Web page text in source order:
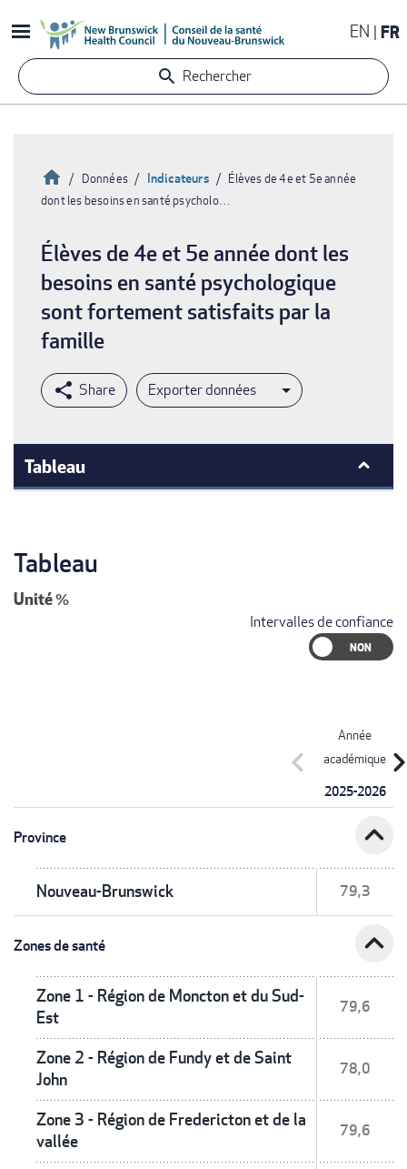
au
contenu
principal
EN FR
Rechercher
d'Ariane
Accueil
Données Indicateurs
Élèves de 4e et 5e année
dont les besoins en santé psycholo…
Élèves de 4e et 5e année dont les
besoins en santé psychologique
sont fortement satisfaits par la
famille
Exporter données
Tableau
Tableau
Unité%
Intervalles de confiance
Année
académique
2025-2026
chevron_left
Province expand_less
Nouveau-Brunswick 79,3
Zones de santé expand_less
Zone 1 - Région de Moncton et du Sud-
Est
79,6
Zone 2 - Région de Fundy et de Saint
John
78,0
Zone 3 - Région de Fredericton et de la
vallée
79,6